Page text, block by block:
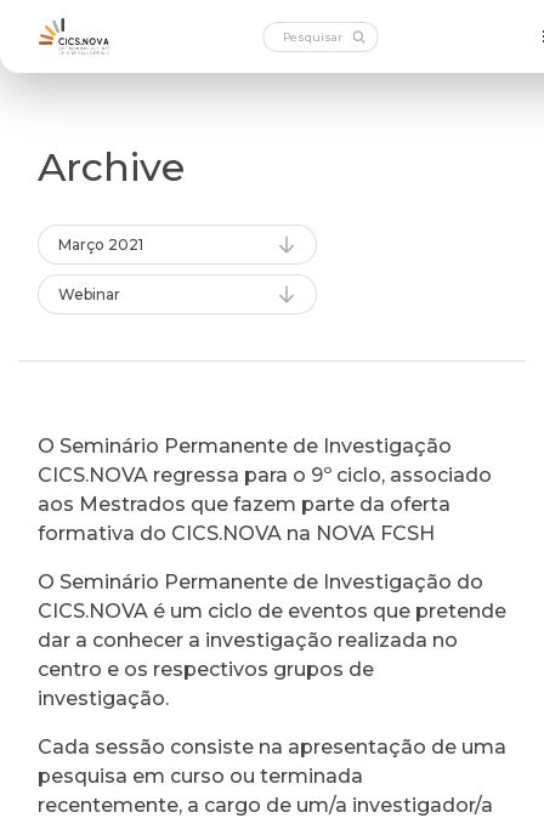
Archive
Março 2021
Webinar
O Seminário Permanente de Investigação
CICS.NOVA regressa para o 9º ciclo, associado
aos Mestrados que fazem parte da oferta
formativa do CICS.NOVA na NOVA FCSH
O Seminário Permanente de Investigação do
CICS.NOVA é um ciclo de eventos que pretende
dar a conhecer a investigação realizada no
centro e os respectivos grupos de
investigação.
Cada sessão consiste na apresentação de uma
pesquisa em curso ou terminada
recentemente, a cargo de um/a investigador/a